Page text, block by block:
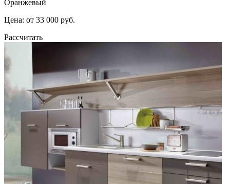
Оранжевый
Цена: от 33 000 руб.
Рассчитать